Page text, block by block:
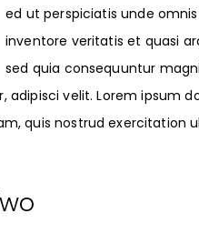
ed ut perspiciatis unde
inventore veritatis et quasi
sed quia consequuntur
adipisci velit. Lorem ipsum
quis nostrud exercitation